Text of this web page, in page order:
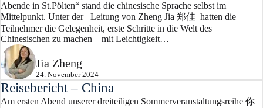
Abende in St.Pölten“ stand die chinesische Sprache selbst im
Mittelpunkt. Unter der Leitung von Zheng Jia 郑佳 hatten die
Teilnehmer die Gelegenheit, erste Schritte in die Welt des
Chinesischen zu machen – mit Leichtigkeit…
Jia Zheng
24. November 2024
Reisebericht – China
Am ersten Abend unserer dreiteiligen Sommerveranstaltungsreihe 你